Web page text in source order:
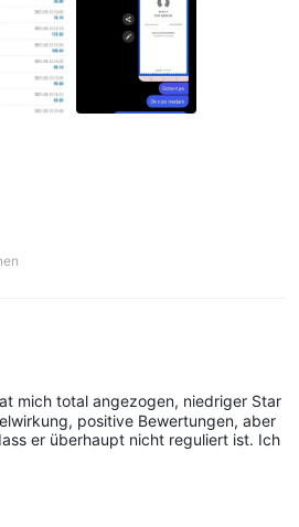
Und er bat mich auch, ihm
zu zahlen, ungefähr 2000 P
gegeben hatte, bat er mich immer no
mich total angezogen, niedriger Star
positive Bewertungen, aber
er überhaupt nicht reguliert ist. Ich